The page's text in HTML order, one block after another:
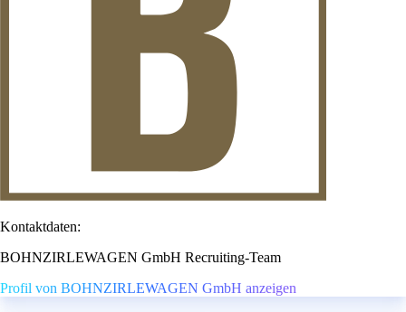
Kontaktdaten:
BOHNZIRLEWAGEN GmbH Recruiting-Team
Profil von BOHNZIRLEWAGEN GmbH anzeigen